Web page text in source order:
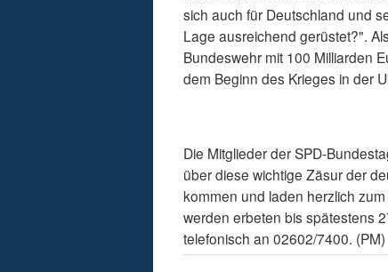
sich auch für Deutschland und
Lage ausreichend gerüstet?".
Bundeswehr mit 100 Milliarden
dem Beginn des Krieges in der
Die Mitglieder der SPD-
über diese wichtige Zäsur der
kommen und laden herzlich
werden erbeten bis spätestens
telefonisch an 02602/7400. (PM)